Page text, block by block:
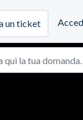
un ticket